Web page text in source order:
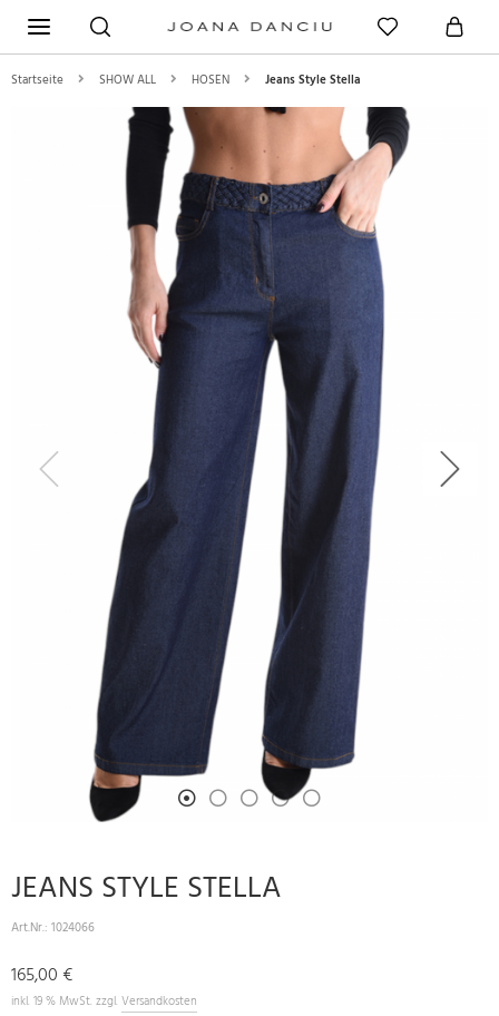
Startseite SHOW ALL HOSEN Jeans Style Stella
Previous Next
JEANS STYLE STELLA
Art.Nr.: 1024066
165,00 €
inkl. 19 % MwSt. zzgl. Versandkosten